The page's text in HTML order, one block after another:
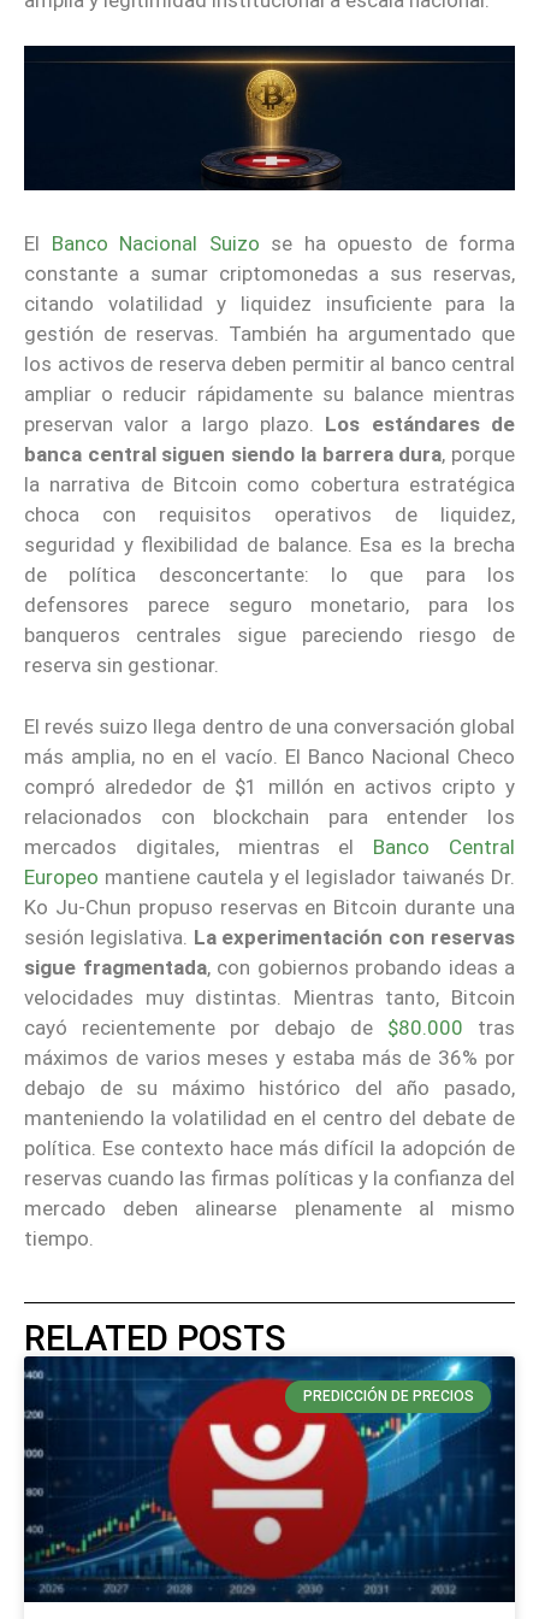
El Banco Nacional Suizo se ha opuesto de forma
constante a sumar criptomonedas a sus reservas,
citando volatilidad y liquidez insuficiente para la
gestión de reservas. También ha argumentado que
los activos de reserva deben permitir al banco central
ampliar o reducir rápidamente su balance mientras
preservan valor a largo plazo. Los estándares de
banca central siguen siendo la barrera dura, porque
la narrativa de Bitcoin como cobertura estratégica
choca con requisitos operativos de liquidez,
seguridad y flexibilidad de balance. Esa es la brecha
de política desconcertante: lo que para los
defensores parece seguro monetario, para los
banqueros centrales sigue pareciendo riesgo de
reserva sin gestionar.
El revés suizo llega dentro de una conversación global
más amplia, no en el vacío. El Banco Nacional Checo
compró alrededor de $1 millón en activos cripto y
relacionados con blockchain para entender los
mercados digitales, mientras el Banco Central
Europeo mantiene cautela y el legislador taiwanés Dr.
Ko Ju-Chun propuso reservas en Bitcoin durante una
sesión legislativa. La experimentación con reservas
sigue fragmentada, con gobiernos probando ideas a
velocidades muy distintas. Mientras tanto, Bitcoin
cayó recientemente por debajo de $80.000 tras
máximos de varios meses y estaba más de 36% por
debajo de su máximo histórico del año pasado,
manteniendo la volatilidad en el centro del debate de
política. Ese contexto hace más difícil la adopción de
reservas cuando las firmas políticas y la confianza del
mercado deben alinearse plenamente al mismo
tiempo.
RELATED POSTS
PREDICCIÓN DE PRECIOS